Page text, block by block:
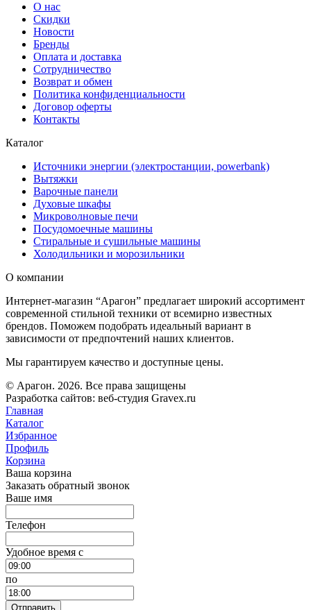
О нас
Скидки
Новости
Бренды
Оплата и доставка
Сотрудничество
Возврат и обмен
Политика конфиденциальности
Договор оферты
Контакты
Каталог
Источники энергии (электростанции, powerbank)
Вытяжки
Варочные панели
Духовые шкафы
Микроволновые печи
Посудомоечные машины
Стиральные и сушильные машины
Холодильники и морозильники
О компании
Интернет-магазин “Арагон” предлагает широкий ассортимент
современной стильной техники от всемирно известных
брендов. Поможем подобрать идеальный вариант в
зависимости от предпочтений наших клиентов.
Мы гарантируем качество и доступные цены.
© Арагон. 2026. Все права защищены
Разработка сайтов: веб-студия Gravex.ru
Главная
Каталог
Избранное
Профиль
Корзина
Ваша корзина
Заказать обратный звонок
Ваше имя
Телефон
Удобное время c
по
Отправить